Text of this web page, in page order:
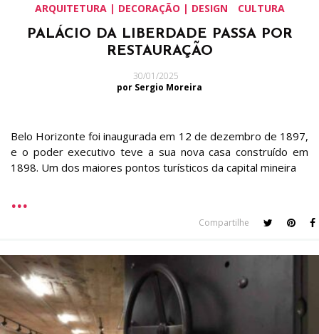
ARQUITETURA | DECORAÇÃO | DESIGN CULTURA
PALÁCIO DA LIBERDADE PASSA POR
RESTAURAÇÃO
30/01/2025
por Sergio Moreira
Belo Horizonte foi inaugurada em 12 de dezembro de 1897,
e o poder executivo teve a sua nova casa construído em
1898. Um dos maiores pontos turísticos da capital mineira
Compartilhe